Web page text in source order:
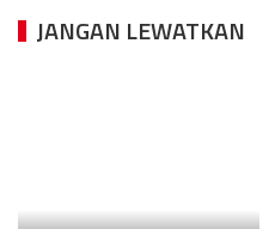
JANGAN LEWATKAN